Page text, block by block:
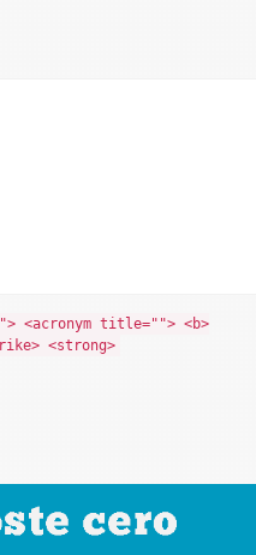
<acronym title=""> <b>
<strong>